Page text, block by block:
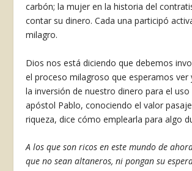
carbón; la mujer en la historia del
contar su dinero. Cada una participó
milagro.
Dios nos está diciendo que debemos
el proceso milagroso que esperamos ver
la inversión de nuestro dinero para el uso
apóstol Pablo, conociendo el valor
riqueza, dice cómo emplearla para algo
A los que son ricos en este mundo de
que no sean altaneros, ni pongan su